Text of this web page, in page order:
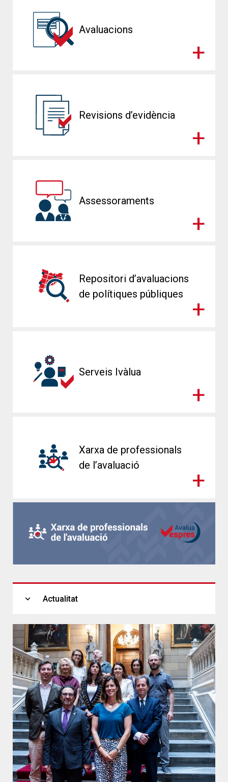
Avaluacions
Revisions d’evidència
Assessoraments
Repositori d’avaluacions
de polítiques públiques
Serveis Ivàlua
Xarxa de professionals
de l’avaluació
Actualitat